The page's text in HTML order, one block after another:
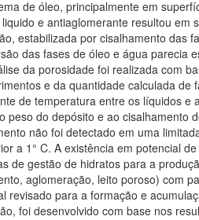
de óleo, principalmente em
e antiaglomerante resultou
estabilizada por cisalhamento das
das fases de óleo e água
da porosidade foi realizada com
e da quantidade calculada
de temperatura entre os líquidos
peso do depósito e ao
não foi detectado em uma
a 1° C. A existência em potencial
de gestão de hidratos para a
aglomeração, leito poroso) com
revisado para a formação e
foi desenvolvido com base nos